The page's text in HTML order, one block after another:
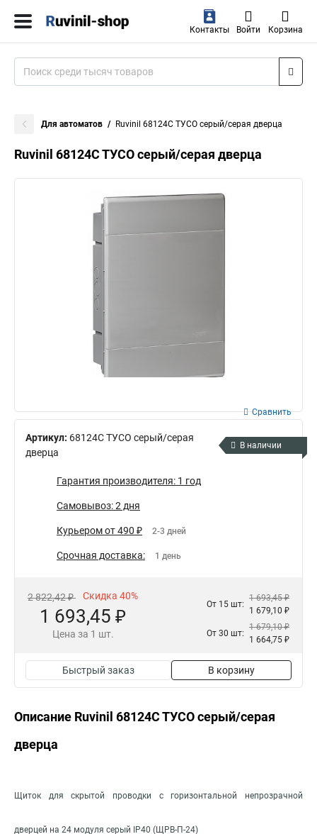
Контакты Войти Корзина
Для автоматов Ruvinil 68124С ТУСО серый/серая дверца
Ruvinil 68124С ТУСО серый/серая дверца
Артикул: 68124С ТУСО серый/серая
дверца
Сравнить
В наличии
Гарантия производителя: 1 год
Самовывоз: 2 дня
Курьером от 490 ₽ 2-3 дней
Срочная доставка: 1 день
2 822,42 ₽ Скидка 40%
1 693,45 ₽
Цена за 1 шт.
От 15 шт:
1 693,45 ₽
1 679,10 ₽
От 30 шт:
1 679,10 ₽
1 664,75 ₽
Быстрый заказ В корзину
Описание Ruvinil 68124С ТУСО серый/серая
дверца
Щиток для скрытой проводки с горизонтальной непрозрачной
дверцей на 24 модуля серый IP40 (ЩРВ-П-24)